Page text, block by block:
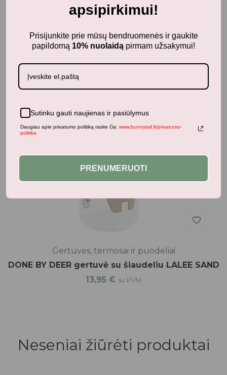
Gertuvės, termosai ir puodeliai
DONE BY DEER gertuvė su šiaudeliu LALEE SAND
13,95 € su PVM
Neseniai žiūrėti produktai
apsipirkimui!
Prisijunkite prie mūsų bendruomenės ir gaukite
papildomą 10% nuolaidą pirmam užsakymui!
Sutinku gauti naujienas ir pasiūlymus
Daugiau apie privatumo politiką rasite čia: www.bunnytail.lt/privatumo-
politika
PRENUMERUOTI